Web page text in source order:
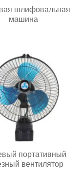
шлифовальная
машина
портативный
вентилятор